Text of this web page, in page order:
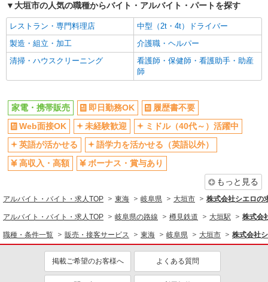
大垣市の人気の職種からバイト・アルバイト・パートを探す
レストラン・専門料理店
中型（2t・4t）ドライバー
製造・組立・加工
介護職・ヘルパー
清掃・ハウスクリーニング
看護師・保健師・看護助手・助産
師
家電・携帯販売 即日勤務OK
履歴書不要
Web面接OK
未経験歓迎
ミドル（40代～）活躍中
英語が活かせる
語学力を活かせる（英語以外）
高収入・高額
ボーナス・賞与あり
もっと見る
アルバイト・バイト・求人TOP 東海 岐阜県 大垣市 株式会社シエロの
アルバイト・バイト・求人TOP 岐阜県の路線 樽見鉄道 大垣駅 株式会
職種・条件一覧 販売・接客サービス 東海 岐阜県 大垣市 株式会社
掲載ご希望のお客様へ よくある質問